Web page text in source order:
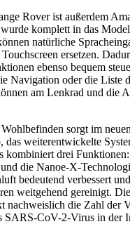
Rover ist außerdem
wurde komplett in das
natürliche
ersetzen.
ebenso bequem
Navigation oder die Liste
am Lenkrad und die
sorgt im neuen
, das weiterentwickelte
kombiniert drei
die Nanoe-X-
bedeutend verbessert
weitgehend gereinigt.
nachweislich die Zahl der
SARS-CoV-2-Virus in der